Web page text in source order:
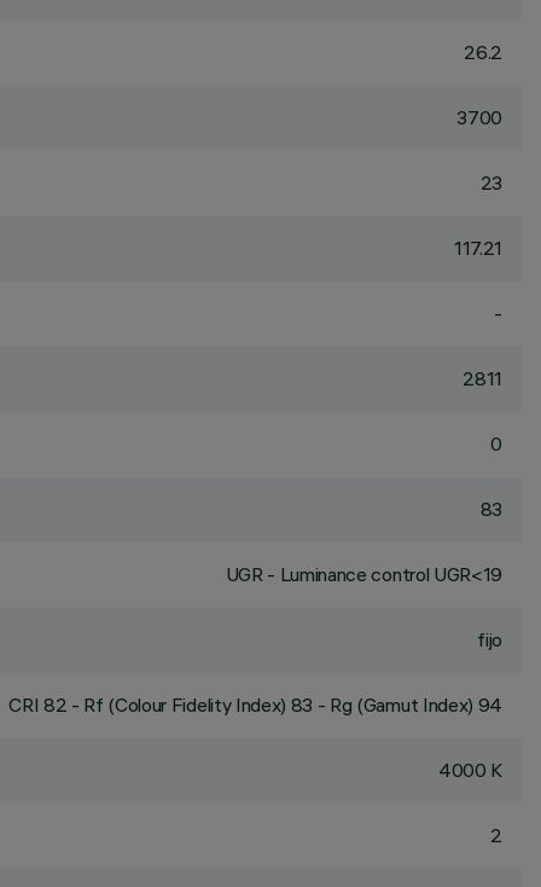
26.2
3700
23
117.21
-
2811
0
83
UGR - Luminance control UGR<19
fijo
CRI 82 - Rf (Colour Fidelity Index) 83 - Rg (Gamut Index) 94
4000 K
2